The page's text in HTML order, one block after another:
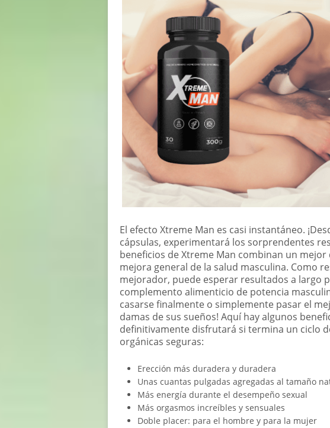
El efecto Xtreme Man es casi instantáneo.
cápsulas, experimentará los sorprendentes
beneficios de Xtreme Man combinan un
mejora general de la salud masculina. Como
mejorador, puede esperar resultados a largo
complemento alimenticio de potencia
casarse finalmente o simplemente pasar el
damas de sus sueños! Aquí hay algunos
definitivamente disfrutará si termina un ciclo
orgánicas seguras:
Erección más duradera y duradera
Unas cuantas pulgadas agregadas al tamaño
Más energía durante el desempeño sexual
Más orgasmos increíbles y sensuales
Doble placer: para el hombre y para la mujer